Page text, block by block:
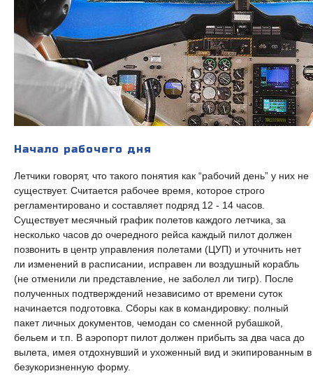
Начало рабочего дня
Летчики говорят, что такого понятия как “рабочий день” у них не
существует. Считается рабочее время, которое строго
регламентировано и составляет подряд 12 - 14 часов.
Существует месячный график полетов каждого летчика, за
несколько часов до очередного рейса каждый пилот должен
позвонить в центр управления полетами (ЦУП) и уточнить нет
ли изменений в расписании, исправен ли воздушный корабль
(не отменили ли представление, не заболел ли тигр). После
полученных подтверждений независимо от времени суток
начинается подготовка. Сборы как в командировку: полный
пакет личных документов, чемодан со сменной рубашкой,
бельем и т.п. В аэропорт пилот должен прибыть за два часа до
вылета, имея отдохнувший и ухоженный вид и экипированным в
безукоризненную форму.